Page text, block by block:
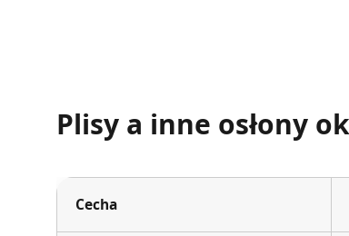
Plisy a inne osłony
Cecha